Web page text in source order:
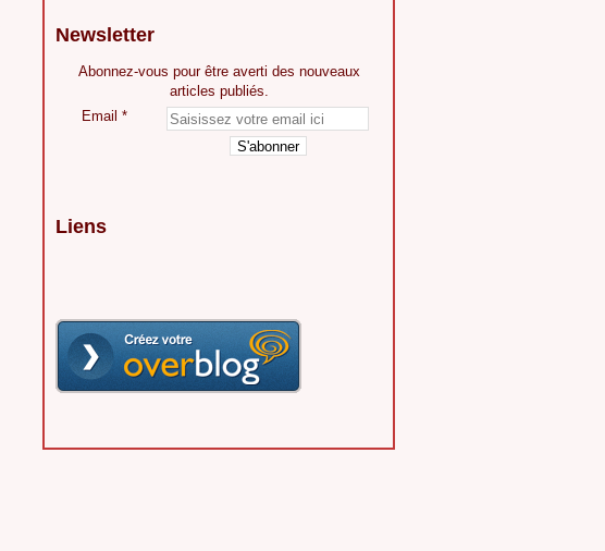
Newsletter
Abonnez-vous pour être averti des nouveaux
articles publiés.
Email
Liens